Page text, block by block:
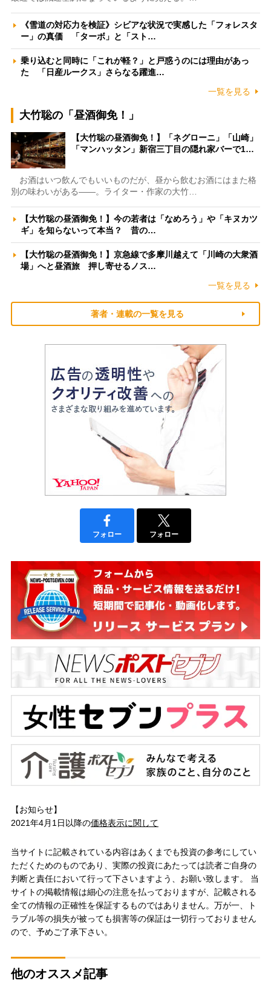
《雪道の対応力を検証》シビアな状況で実感した「フォレスタ
ー」の真価 「ターボ」と「スト…
乗り込むと同時に「これが軽？」と戸惑うのには理由があっ
た 「日産ルークス」さらなる躍進…
一覧を見る
大竹聡の「昼酒御免！」
【大竹聡の昼酒御免！】「ネグローニ」「山崎」
「マンハッタン」新宿三丁目の隠れ家バーで1…
お酒はいつ飲んでもいいものだが、昼から飲むお酒にはまた格
別の味わいがある――。ライター・作家の大竹…
【大竹聡の昼酒御免！】今の若者は「なめろう」や「キヌカツ
ギ」を知らないって本当？ 昔の…
【大竹聡の昼酒御免！】京急線で多摩川越えて「川崎の大衆酒
場」へと昼酒旅 押し寄せるノス…
一覧を見る
著者・連載の一覧を見る
フォロー フォロー
【お知らせ】
2021年4月1日以降の価格表示に関して
当サイトに記載されている内容はあくまでも投資の参考にしてい
ただくためのものであり、実際の投資にあたっては読者ご自身の
判断と責任において行って下さいますよう、お願い致します。 当
サイトの掲載情報は細心の注意を払っておりますが、記載される
全ての情報の正確性を保証するものではありません。万が一、ト
ラブル等の損失が被っても損害等の保証は一切行っておりません
ので、予めご了承下さい。
他のオススメ記事